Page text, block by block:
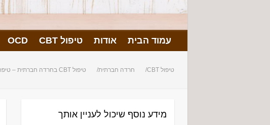
עמוד הבית אודות טיפול CBT OCD
טיפול CBT חרדה חברתית טיפול CBT בחרדה חברתית – טיפול קוגניטיבי
מידע נוסף שיכול לעניין אותך